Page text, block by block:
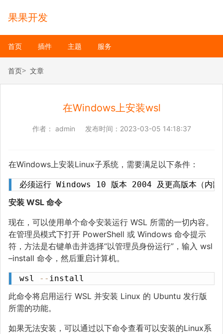
果果开发
首页 插件 主题 服务
首页 文章
在Windows上安装wsl
作者： admin 发布时间： 2023-03-05 14:18:37
在Windows上安装Linux子系统，需要满足以下条件：
必须运行 Windows 10 版本 2004 及更高版本（内
安装 WSL 命令
现在，可以使用单个命令安装运行 WSL 所需的一切内容。
在管理员模式下打开 PowerShell 或 Windows 命令提示
符，方法是右键单击并选择“以管理员身份运行”，输入 wsl
–install 命令，然后重启计算机。
wsl -- install
此命令将启用运行 WSL 并安装 Linux 的 Ubuntu 发行版
所需的功能。
如果无法安装，可以通过以下命令查看可以安装的Linux系